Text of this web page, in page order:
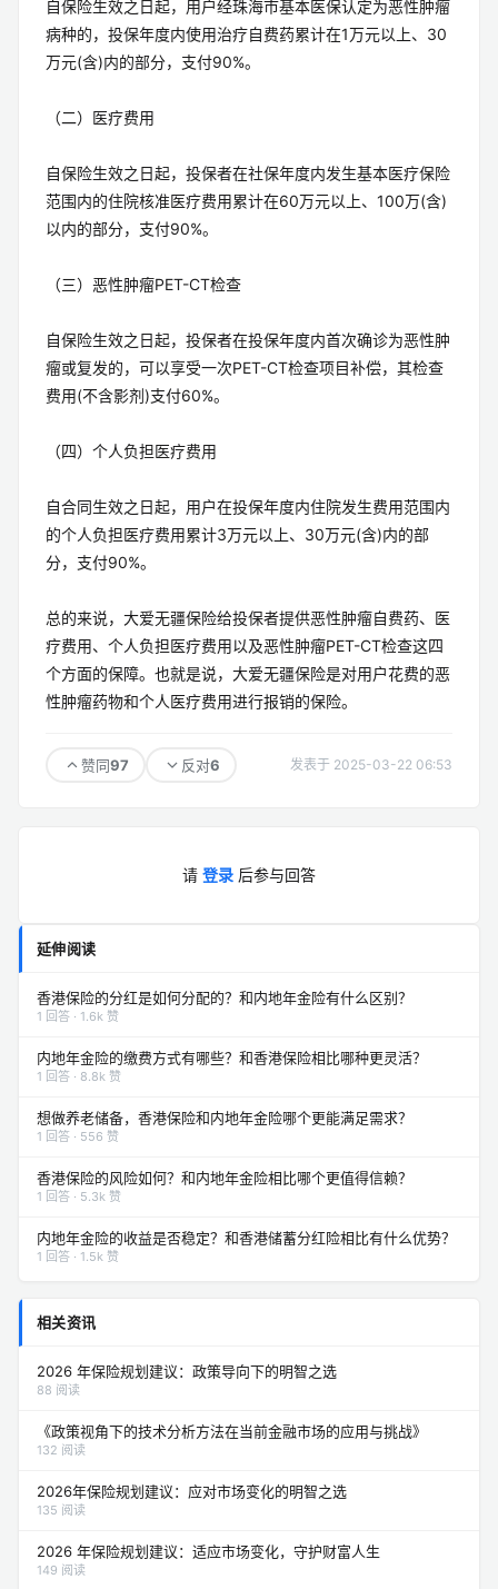
自保险生效之日起，用户经珠海市基本医保认定为恶性肿瘤
病种的，投保年度内使用治疗自费药累计在1万元以上、30
万元(含)内的部分，支付90%。
（二）医疗费用
自保险生效之日起，投保者在社保年度内发生基本医疗保险
范围内的住院核准医疗费用累计在60万元以上、100万(含)
以内的部分，支付90%。
（三）恶性肿瘤PET-CT检查
自保险生效之日起，投保者在投保年度内首次确诊为恶性肿
瘤或复发的，可以享受一次PET-CT检查项目补偿，其检查
费用(不含影剂)支付60%。
（四）个人负担医疗费用
自合同生效之日起，用户在投保年度内住院发生费用范围内
的个人负担医疗费用累计3万元以上、30万元(含)内的部
分，支付90%。
总的来说，大爱无疆保险给投保者提供恶性肿瘤自费药、医
疗费用、个人负担医疗费用以及恶性肿瘤PET-CT检查这四
个方面的保障。也就是说，大爱无疆保险是对用户花费的恶
性肿瘤药物和个人医疗费用进行报销的保险。
赞同97 反对6 发表于 2025-03-22 06:53
请 登录 后参与回答
延伸阅读
香港保险的分红是如何分配的？和内地年金险有什么区别？
1 回答 · 1.6k 赞
内地年金险的缴费方式有哪些？和香港保险相比哪种更灵活？
1 回答 · 8.8k 赞
想做养老储备，香港保险和内地年金险哪个更能满足需求？
1 回答 · 556 赞
香港保险的风险如何？和内地年金险相比哪个更值得信赖？
1 回答 · 5.3k 赞
内地年金险的收益是否稳定？和香港储蓄分红险相比有什么优势？
1 回答 · 1.5k 赞
相关资讯
2026 年保险规划建议：政策导向下的明智之选
88 阅读
《政策视角下的技术分析方法在当前金融市场的应用与挑战》
132 阅读
2026年保险规划建议：应对市场变化的明智之选
135 阅读
2026 年保险规划建议：适应市场变化，守护财富人生
149 阅读